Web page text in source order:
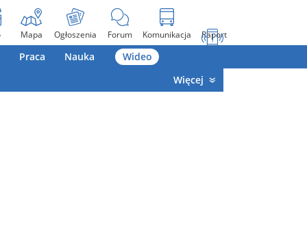
Mapa Ogłoszenia Forum Komunikacja Raport
Praca Nauka
Wideo
Więcej